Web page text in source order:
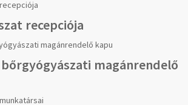
recepciója
magánrendelő